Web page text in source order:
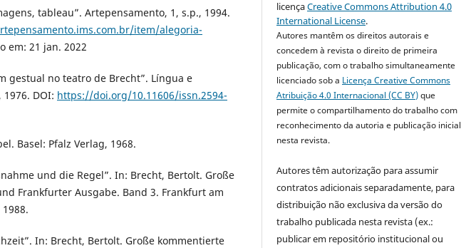
tableau”. Artepensamento, 1, s.p., 1994.
item/alegoria-
em: 21 jan. 2022
gestual no teatro de Brecht”. Língua e
DOI: https://doi.org/10.11606/issn.2594-
Basel: Pfalz Verlag, 1968.
und die Regel”. In: Brecht, Bertolt. Große
Frankfurter Ausgabe. Band 3. Frankfurt am
In: Brecht, Bertolt. Große kommentierte
licençaCreative Commons Attribution 4.0
International License.
Autores mantêm os direitos autorais e
concedem à revista o direito de primeira
publicação, com o trabalho simultaneamente
licenciado sob a Licença Creative Commons
Atribuição 4.0 Internacional (CC BY)que
permite o compartilhamento do trabalho com
reconhecimento da autoria e publicação inicial
nesta revista.
Autores têm autorização para assumir
contratos adicionais separadamente, para
distribuição não exclusiva da versão do
trabalho publicada nesta revista (ex.:
publicar em repositório institucional ou